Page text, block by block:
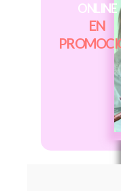
ONLINE
EN